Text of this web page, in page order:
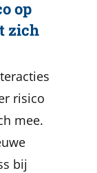
op
zich
risico
mee.
bij